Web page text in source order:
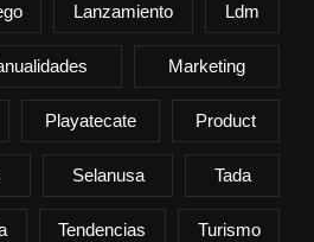
Lanzamiento Ldm
Marketing
Playatecate Product
Selanusa Tada
Tendencias Turismo